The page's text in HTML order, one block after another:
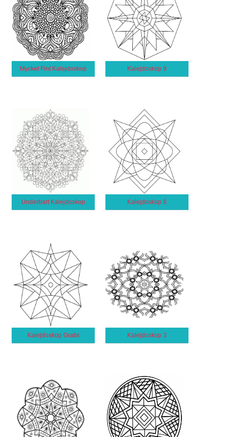
Mycket Fint Kalejdoskop Kalejdoskop 9
Underbart Kalejdoskop Kalejdoskop 8
Kalejdoskop Gratis Kalejdoskop 3